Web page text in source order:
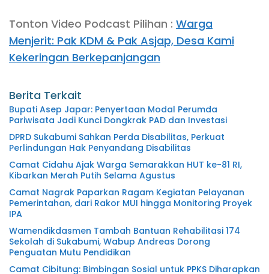
Tonton Video Podcast Pilihan : Warga
Menjerit: Pak KDM & Pak Asjap, Desa Kami
Kekeringan Berkepanjangan
Berita Terkait
Bupati Asep Japar: Penyertaan Modal Perumda
Pariwisata Jadi Kunci Dongkrak PAD dan Investasi
DPRD Sukabumi Sahkan Perda Disabilitas, Perkuat
Perlindungan Hak Penyandang Disabilitas
Camat Cidahu Ajak Warga Semarakkan HUT ke-81 RI,
Kibarkan Merah Putih Selama Agustus
Camat Nagrak Paparkan Ragam Kegiatan Pelayanan
Pemerintahan, dari Rakor MUI hingga Monitoring Proyek
IPA
Wamendikdasmen Tambah Bantuan Rehabilitasi 174
Sekolah di Sukabumi, Wabup Andreas Dorong
Penguatan Mutu Pendidikan
Camat Cibitung: Bimbingan Sosial untuk PPKS Diharapkan